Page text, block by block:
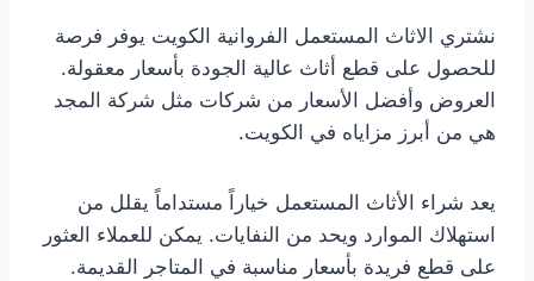
نشتري الاثاث المستعمل الفروانية الكويت يوفر فرصة
للحصول على قطع أثاث عالية الجودة بأسعار معقولة.
العروض وأفضل الأسعار من شركات مثل شركة المجد
هي من أبرز مزاياه في الكويت.
يعد شراء الأثاث المستعمل خياراً مستداماً يقلل من
استهلاك الموارد ويحد من النفايات. يمكن للعملاء العثور
على قطع فريدة بأسعار مناسبة في المتاجر القديمة.